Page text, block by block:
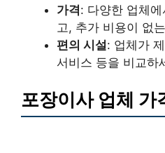
가격: 다양한 업체
고, 추가 비용이 없
편의 시설: 업체가
서비스 등을 비교하
포장이사 업체 가